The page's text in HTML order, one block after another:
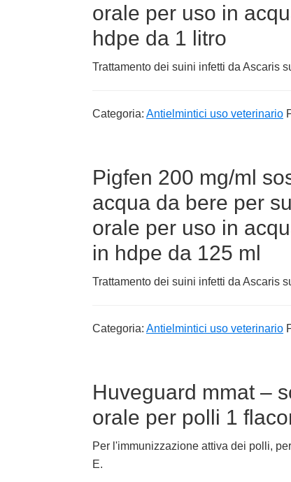
orale per uso in
hdpe da 1 litro
Trattamento dei suini infetti da Ascaris
Categoria: Antielmintici uso veterinario
Pigfen 200 mg/ml
acqua da bere per
orale per uso in
in hdpe da 125 ml
Trattamento dei suini infetti da Ascaris
Categoria: Antielmintici uso veterinario
Huveguard mmat –
orale per polli 1
Per l'immunizzazione attiva dei polli,
E.